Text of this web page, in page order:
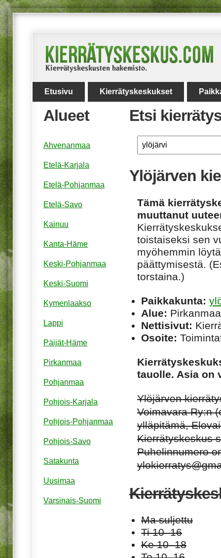
Etusivu Kierrätyskeskukset
Etsi
Ylöjärven
Tämä
muuttanut
toistaiseksi sen
myöhemmin
päättymisestä.
torstaina.)
Paikkakunta:
Alue: Pirkanmaa
Nettisivut:
Osoite:
tauolle. Asia on
Ylöjärven
Voimavara Ry:n
ylläpitämä,
Kierrätyskeskus
Puhelinnumero
Ma suljettu
Ti 10–16
Ke 10–18
Alueet
Ahvenanmaa
Etelä-Karjala
Etelä-Pohjanmaa
Etelä-Savo
Kainuu
Kanta-Häme
Keski-Pohjanmaa
Keski-Suomi
Kymenlaakso
Lappi
Päijät-Häme
Pirkanmaa
Pohjanmaa
Pohjois-Karjala
Pohjois-Pohjanmaa
Pohjois-Savo
Satakunta
Uusimaa
Varsinais-Suomi